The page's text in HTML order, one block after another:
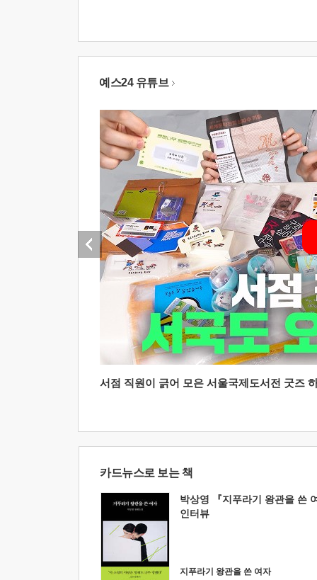
예스24 유튜브
서점 직원이 긁어 모은 서울국제도서전 굿즈
카드뉴스로 보는 책
박상영 『지푸라기 왕관을 쓴
인터뷰
지푸라기 왕관을 쓴 여자